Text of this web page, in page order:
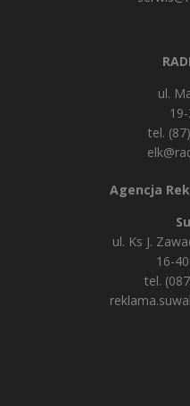
ul.
tel.
Agencja
ul. Ks J.
16-
tel.